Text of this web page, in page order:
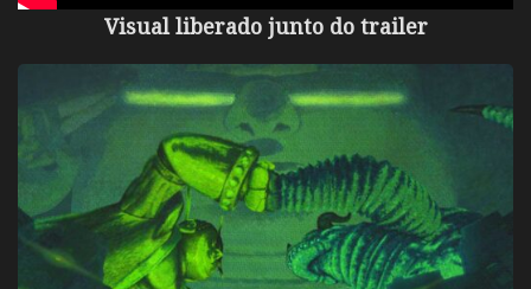
Visual liberado junto do trailer